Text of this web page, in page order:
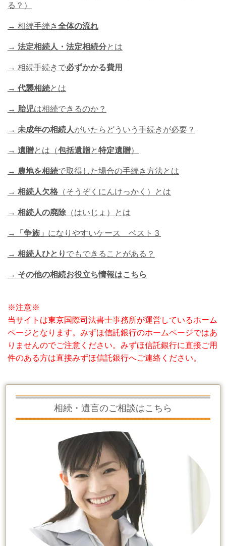
る？）
→ 相続手続き全体の流れ
→ 法定相続人・法定相続分とは
→ 相続手続きで必ずかかる費用
→ 代襲相続とは
→ 胎児は相続できるのか？
→ 未成年の相続人がいたらどういう手続きが必要？
→ 遺贈とは（包括遺贈と特定遺贈）
→ 農地を相続で取得した場合の手続き方法とは
→ 相続人欠格 （そうぞくにんけっかく）とは
→ 相続人の廃除 （はいじょ）とは
→ 「争族」 になりやすいケース ベスト３
→ 相続人ひとり でもできることがある？
→ その他の相続お役立ち情報はこちら
※注意※
当サイトは東京国際司法書士事務所が運営しているホーム
ページとなります。みずほ信託銀行のホームページではあ
りませんのでご注意ください。みずほ信託銀行に直接ご用
件のある方は直接みずほ信託銀行へご連絡ください。
相続・遺言のご相談はこちら